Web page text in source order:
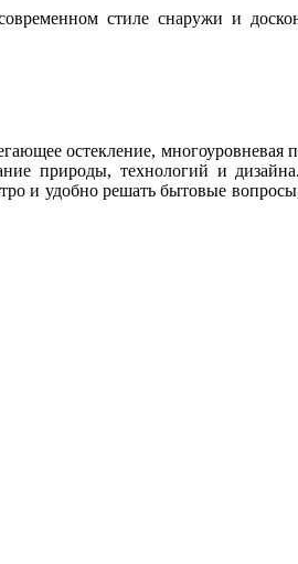
стиле снаружи и
остекление, многоуровневая
природы, технологий и
и удобно решать бытовые